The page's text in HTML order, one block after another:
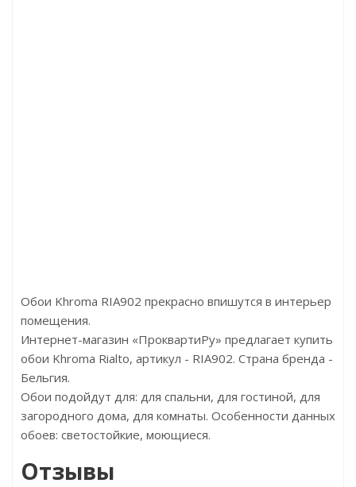
Обои Khroma RIA902 прекрасно впишутся в интерьер
помещения.
Интернет-магазин «ПроквартиРу» предлагает купить
обои Khroma Rialto, артикул - RIA902. Страна бренда -
Бельгия.
Обои подойдут для: для спальни, для гостиной, для
загородного дома, для комнаты. Особенности данных
обоев: светостойкие, моющиеся.
Отзывы